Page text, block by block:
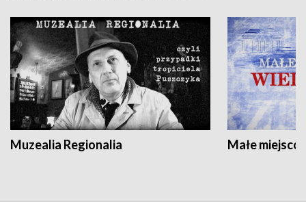
Muzealia Regionalia Małe